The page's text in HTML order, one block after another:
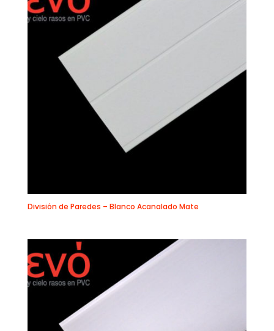
División de Paredes – Blanco Acanalado Mate